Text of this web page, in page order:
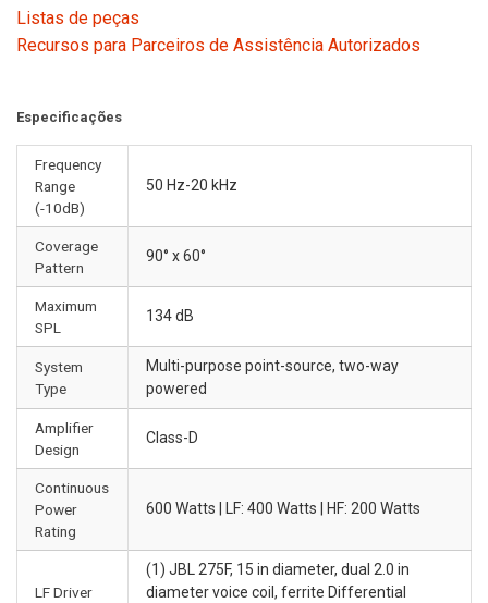
Listas de peças
Recursos para Parceiros de Assistência Autorizados
Especificações
Frequency
Range
(-10dB)
50 Hz-20 kHz
Coverage
Pattern
90° x 60°
Maximum
SPL
134 dB
System
Type
Multi-purpose point-source, two-way
powered
Amplifier
Design
Class-D
Continuous
Power
Rating
600 Watts | LF: 400 Watts | HF: 200 Watts
LF Driver
(1) JBL 275F, 15 in diameter, dual 2.0 in
diameter voice coil, ferrite Differential